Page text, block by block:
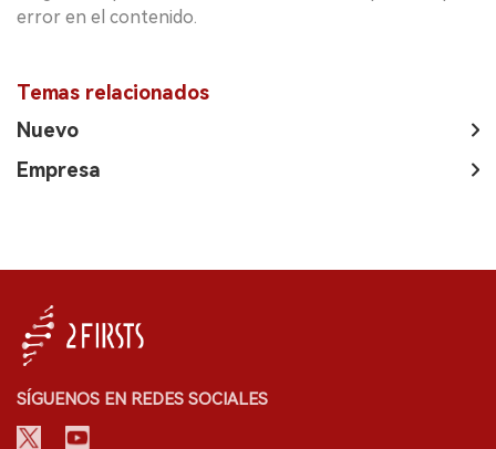
error en el contenido.
Temas relacionados
Nuevo
Empresa
SÍGUENOS EN REDES SOCIALES